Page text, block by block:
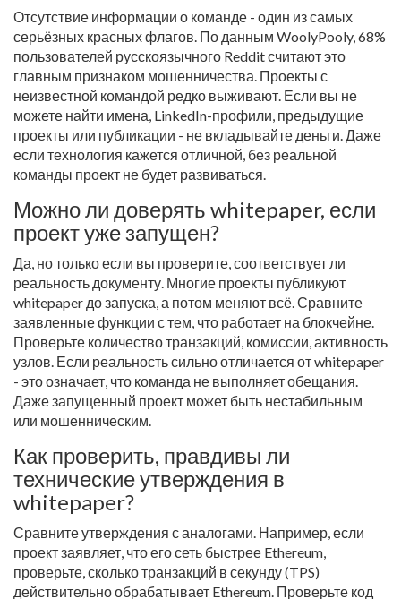
Отсутствие информации о команде - один из самых
серьёзных красных флагов. По данным WoolyPooly, 68%
пользователей русскоязычного Reddit считают это
главным признаком мошенничества. Проекты с
неизвестной командой редко выживают. Если вы не
можете найти имена, LinkedIn-профили, предыдущие
проекты или публикации - не вкладывайте деньги. Даже
если технология кажется отличной, без реальной
команды проект не будет развиваться.
Можно ли доверять whitepaper, если
проект уже запущен?
Да, но только если вы проверите, соответствует ли
реальность документу. Многие проекты публикуют
whitepaper до запуска, а потом меняют всё. Сравните
заявленные функции с тем, что работает на блокчейне.
Проверьте количество транзакций, комиссии, активность
узлов. Если реальность сильно отличается от whitepaper
- это означает, что команда не выполняет обещания.
Даже запущенный проект может быть нестабильным
или мошенническим.
Как проверить, правдивы ли
технические утверждения в
whitepaper?
Сравните утверждения с аналогами. Например, если
проект заявляет, что его сеть быстрее Ethereum,
проверьте, сколько транзакций в секунду (TPS)
действительно обрабатывает Ethereum. Проверьте код